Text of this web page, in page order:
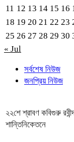
11 12 13 14 15 16
18 19 20 21 22 23
25 26 27 28 29 30
« Jul
সর্বশেষ নিউজ
জনপ্রিয় নিউজ
২২শে শ্রাবণ কবিগুরু
শান্তিনিকেতনে